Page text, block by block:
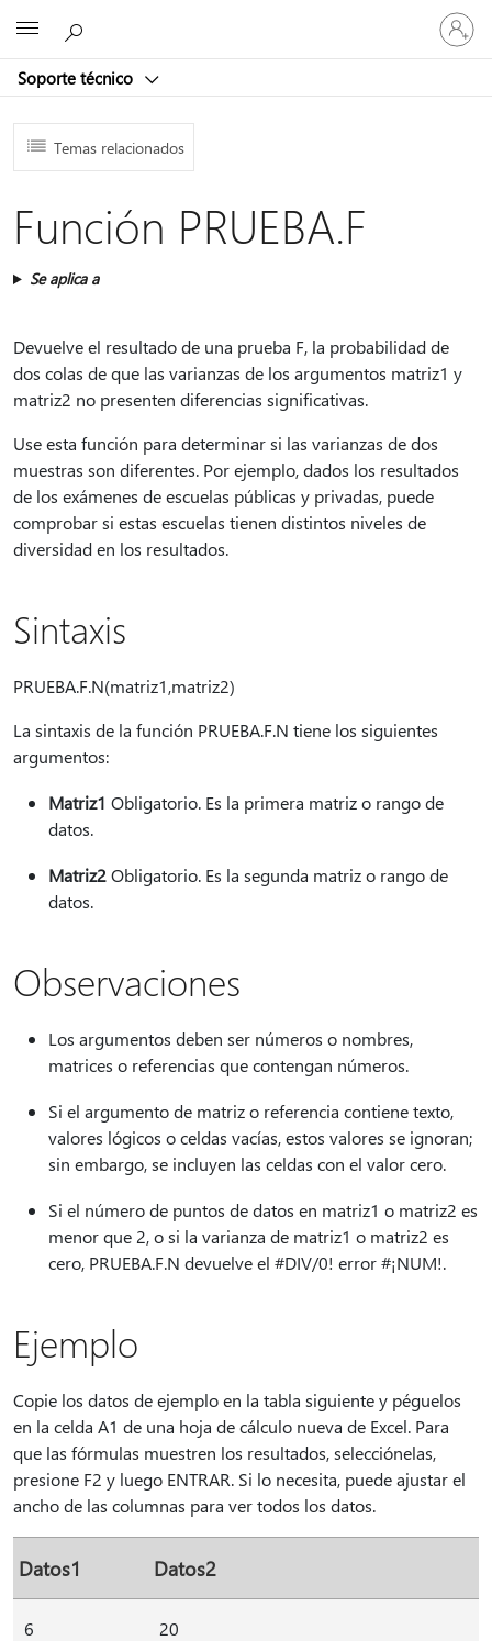
Soporte técnico
Iniciar
sesión
en
cuenta
Temas relacionados
Función PRUEBA.F
Se aplica a
Devuelve el resultado de una prueba F, la probabilidad de
dos colas de que las varianzas de los argumentos matriz1 y
matriz2 no presenten diferencias significativas.
Use esta función para determinar si las varianzas de dos
muestras son diferentes. Por ejemplo, dados los resultados
de los exámenes de escuelas públicas y privadas, puede
comprobar si estas escuelas tienen distintos niveles de
diversidad en los resultados.
Sintaxis
PRUEBA.F.N(matriz1,matriz2)
La sintaxis de la función PRUEBA.F.N tiene los siguientes
argumentos:
Matriz1 Obligatorio. Es la primera matriz o rango de
datos.
Matriz2Obligatorio. Es la segunda matriz o rango de
datos.
Observaciones
Los argumentos deben ser números o nombres,
matrices o referencias que contengan números.
Si el argumento de matriz o referencia contiene texto,
valores lógicos o celdas vacías, estos valores se ignoran;
sin embargo, se incluyen las celdas con el valor cero.
Si el número de puntos de datos en matriz1 o matriz2 es
menor que 2, o si la varianza de matriz1 o matriz2 es
cero, PRUEBA.F.N devuelve el #DIV/0! error #¡NUM!.
Ejemplo
Copie los datos de ejemplo en la tabla siguiente y péguelos
en la celda A1 de una hoja de cálculo nueva de Excel. Para
que las fórmulas muestren los resultados, selecciónelas,
presione F2 y luego ENTRAR. Si lo necesita, puede ajustar el
ancho de las columnas para ver todos los datos.
Datos1 Datos2
6 20